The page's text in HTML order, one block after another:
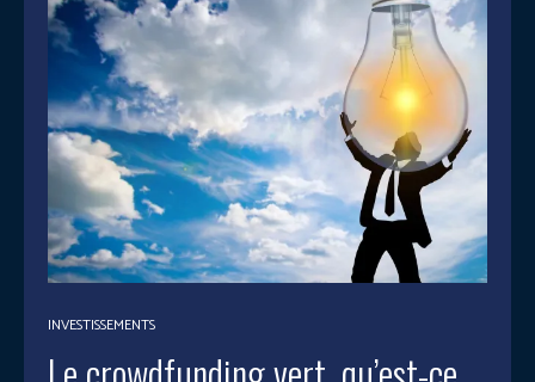
INVESTISSEMENTS